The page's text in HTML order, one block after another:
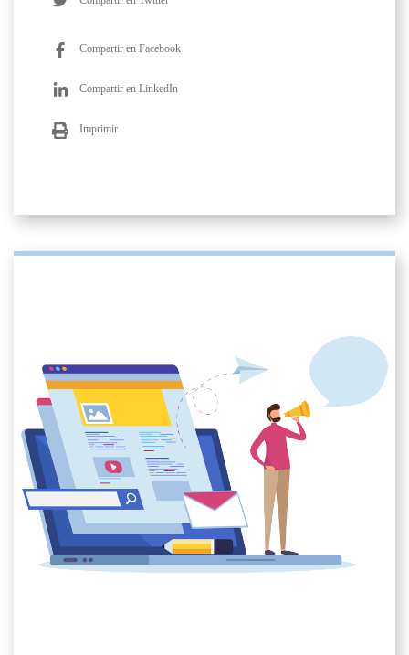
Compartir en Facebook
Compartir en LinkedIn
Imprimir